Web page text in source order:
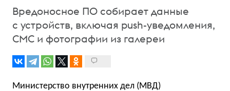
Вредоносное ПО собирает данные
с устройств, включая push-уведомления,
СМС и фотографии из галереи
Министерство внутренних дел (МВД)